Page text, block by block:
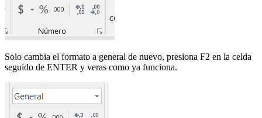
Solo cambia el formato a general de nuevo, presiona F2 en la celda
seguido de ENTER y veras como ya funciona.